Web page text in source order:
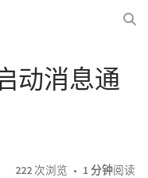
动消息通
222次浏览 1 分钟阅读